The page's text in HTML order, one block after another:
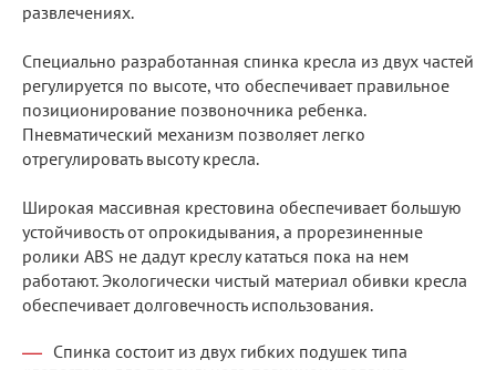
развлечениях.
Специально разработанная спинка кресла из двух частей
регулируется по высоте, что обеспечивает правильное
позиционирование позвоночника ребенка.
Пневматический механизм позволяет легко
отрегулировать высоту кресла.
Широкая массивная крестовина обеспечивает большую
устойчивость от опрокидывания, а прорезиненные
ролики ABS не дадут креслу кататься пока на нем
работают. Экологически чистый материал обивки кресла
обеспечивает долговечность использования.
Спинка состоит из двух гибких подушек типа